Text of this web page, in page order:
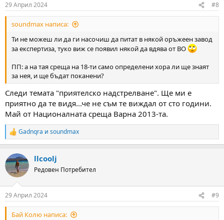
s
:
29 Април 2024 #8
soundmax написа:
Ти не можеш ли да ги насочиш да питат в някой оръжеен завод
за експертиза, туко виж се появил някой да вдява от ВО
ПП: а на тая среща на 18-ти само определени хора ли ще знаят
за нея, и ще бъдат поканени?
Следи темата "приятелско надстрелване". Ще ми е
приятно да те видя...че не съм те виждал от сто години.
Май от Националната среща Варна 2013-та.
R
e
c
t
i
s
:
Gadnqra и soundmax
llcoolj
Редовен Потребител
29 Април 2024 #9
Бай Колю написа: